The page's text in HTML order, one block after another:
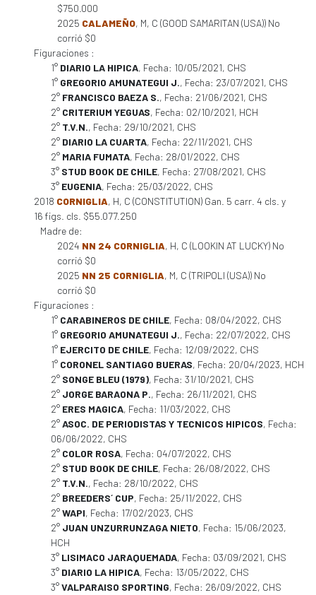
$750.000
2025 CALAMEÑO, M, C (GOOD SAMARITAN (USA)) No
corrió $0
Figuraciones :
1° DIARIO LA HIPICA, Fecha: 10/05/2021, CHS
1° GREGORIO AMUNATEGUI J., Fecha: 23/07/2021, CHS
2° FRANCISCO BAEZA S., Fecha: 21/06/2021, CHS
2° CRITERIUM YEGUAS, Fecha: 02/10/2021, HCH
2° T.V.N., Fecha: 29/10/2021, CHS
2° DIARIO LA CUARTA, Fecha: 22/11/2021, CHS
2° MARIA FUMATA, Fecha: 28/01/2022, CHS
3° STUD BOOK DE CHILE, Fecha: 27/08/2021, CHS
3° EUGENIA, Fecha: 25/03/2022, CHS
2018 CORNIGLIA, H, C (CONSTITUTION) Gan. 5 carr. 4 cls. y
16 figs. cls. $55.077.250
Madre de:
2024 NN 24 CORNIGLIA, H, C (LOOKIN AT LUCKY) No
corrió $0
2025 NN 25 CORNIGLIA, M, C (TRIPOLI (USA)) No
corrió $0
Figuraciones :
1° CARABINEROS DE CHILE, Fecha: 08/04/2022, CHS
1° GREGORIO AMUNATEGUI J., Fecha: 22/07/2022, CHS
1° EJERCITO DE CHILE, Fecha: 12/09/2022, CHS
1° CORONEL SANTIAGO BUERAS, Fecha: 20/04/2023, HCH
2° SONGE BLEU (1979), Fecha: 31/10/2021, CHS
2° JORGE BARAONA P., Fecha: 26/11/2021, CHS
2° ERES MAGICA, Fecha: 11/03/2022, CHS
2°ASOC. DE PERIODISTAS Y TECNICOS HIPICOS, Fecha:
06/06/2022, CHS
2° COLOR ROSA, Fecha: 04/07/2022, CHS
2° STUD BOOK DE CHILE, Fecha: 26/08/2022, CHS
2° T.V.N., Fecha: 28/10/2022, CHS
2° BREEDERS´ CUP, Fecha: 25/11/2022, CHS
2°WAPI, Fecha: 17/02/2023, CHS
2° JUAN UNZURRUNZAGA NIETO, Fecha: 15/06/2023,
HCH
3° LISIMACO JARAQUEMADA, Fecha: 03/09/2021, CHS
3° DIARIO LA HIPICA, Fecha: 13/05/2022, CHS
3°VALPARAISO SPORTING, Fecha: 26/09/2022, CHS